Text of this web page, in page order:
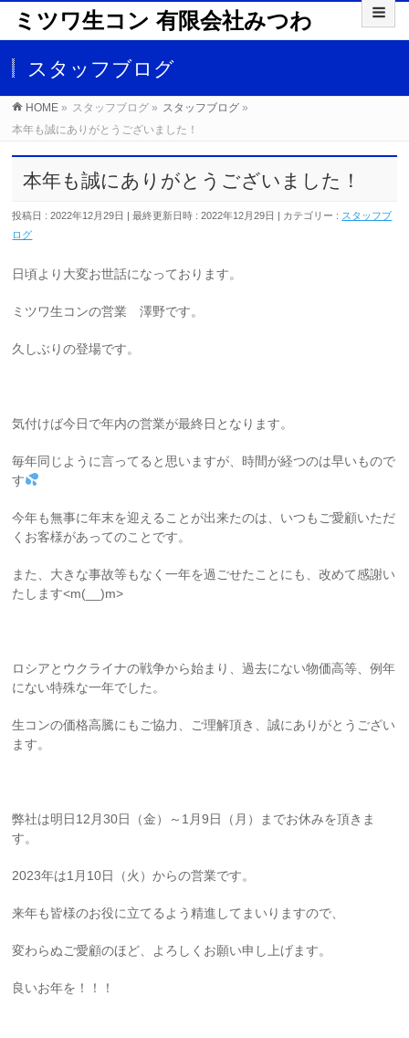
ミツワ生コン 有限会社みつわ
スタッフブログ
HOME » スタッフブログ » スタッフブログ »
本年も誠にありがとうございました！
本年も誠にありがとうございました！
投稿日 : 2022年12月29日 最終更新日時 : 2022年12月29日 カテゴリー : スタッフブ
ログ
日頃より大変お世話になっております。
ミツワ生コンの営業 澤野です。
久しぶりの登場です。
気付けば今日で年内の営業が最終日となります。
毎年同じように言ってると思いますが、時間が経つのは早いもので
す
今年も無事に年末を迎えることが出来たのは、いつもご愛顧いただ
くお客様があってのことです。
また、大きな事故等もなく一年を過ごせたことにも、改めて感謝い
たします<m(__)m>
ロシアとウクライナの戦争から始まり、過去にない物価高等、例年
にない特殊な一年でした。
生コンの価格高騰にもご協力、ご理解頂き、誠にありがとうござい
ます。
弊社は明日12月30日（金）～1月9日（月）までお休みを頂きま
す。
2023年は1月10日（火）からの営業です。
来年も皆様のお役に立てるよう精進してまいりますので、
変わらぬご愛顧のほど、よろしくお願い申し上げます。
良いお年を！！！